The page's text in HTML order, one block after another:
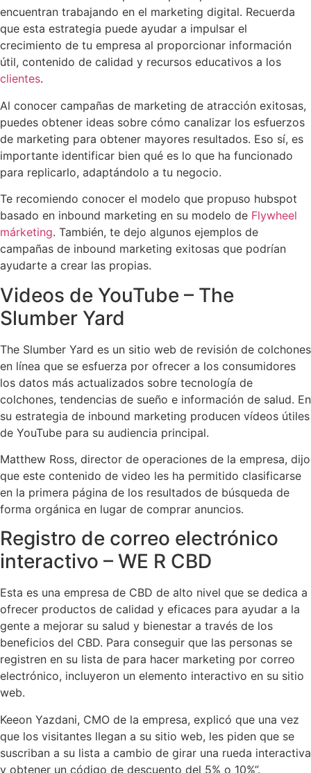
encuentran trabajando en el marketing digital. Recuerda
que esta estrategia puede ayudar a impulsar el
crecimiento de tu empresa al proporcionar información
útil, contenido de calidad y recursos educativos a los
clientes.
Al conocer campañas de marketing de atracción exitosas,
puedes obtener ideas sobre cómo canalizar los esfuerzos
de marketing para obtener mayores resultados. Eso sí, es
importante identificar bien qué es lo que ha funcionado
para replicarlo, adaptándolo a tu negocio.
Te recomiendo conocer el modelo que propuso hubspot
basado en inbound marketing en su modelo de Flywheel
márketing. También, te dejo algunos ejemplos de
campañas de inbound marketing exitosas que podrían
ayudarte a crear las propias.
Videos de YouTube – The
Slumber Yard
The Slumber Yard es un sitio web de revisión de colchones
en línea que se esfuerza por ofrecer a los consumidores
los datos más actualizados sobre tecnología de
colchones, tendencias de sueño e información de salud. En
su estrategia de inbound marketing producen vídeos útiles
de YouTube para su audiencia principal.
Matthew Ross, director de operaciones de la empresa, dijo
que este contenido de video les ha permitido clasificarse
en la primera página de los resultados de búsqueda de
forma orgánica en lugar de comprar anuncios.
Registro de correo electrónico
interactivo – WE R CBD
Esta es una empresa de CBD de alto nivel que se dedica a
ofrecer productos de calidad y eficaces para ayudar a la
gente a mejorar su salud y bienestar a través de los
beneficios del CBD. Para conseguir que las personas se
registren en su lista de para hacer marketing por correo
electrónico, incluyeron un elemento interactivo en su sitio
web.
Keeon Yazdani, CMO de la empresa, explicó que una vez
que los visitantes llegan a su sitio web, les piden que se
suscriban a su lista a cambio de girar una rueda interactiva
y obtener un código de descuento del 5% o 10%”.